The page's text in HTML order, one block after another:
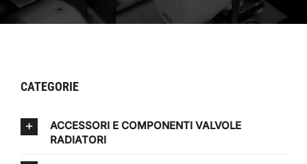
CATEGORIE
ACCESSORI E COMPONENTI VALVOLE
RADIATORI